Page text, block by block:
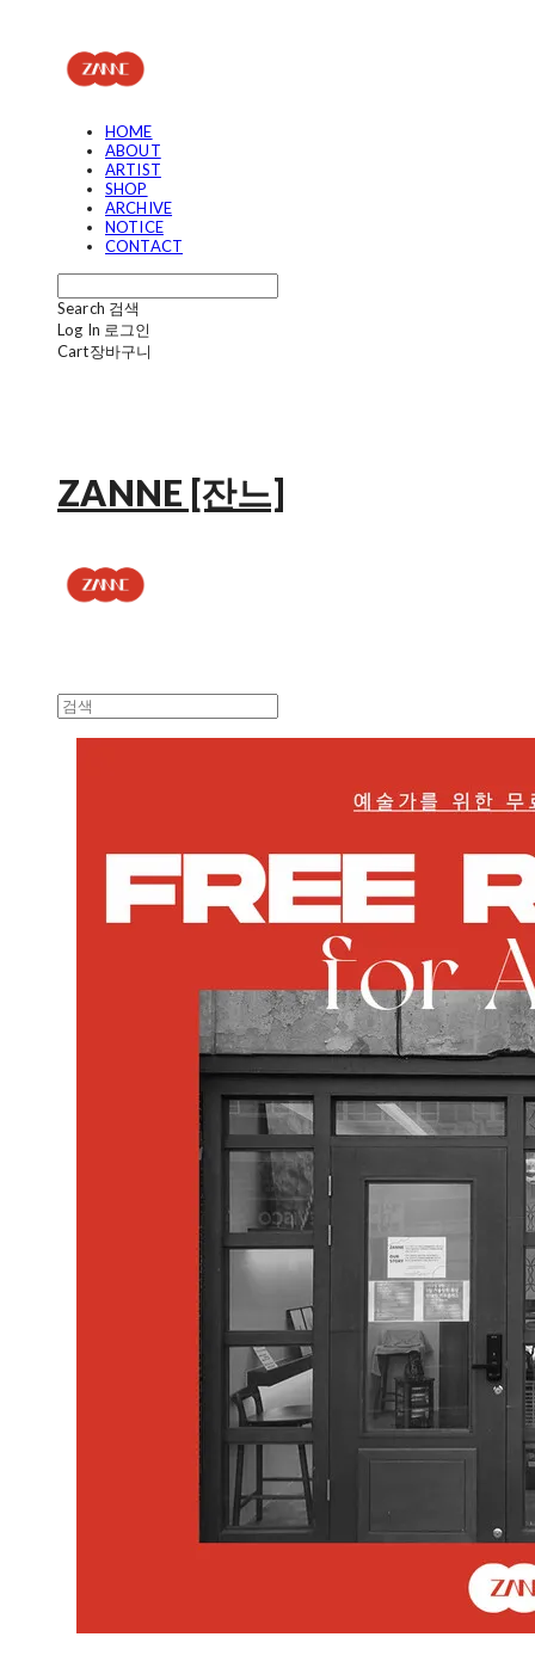
HOME
ABOUT
ARTIST
SHOP
ARCHIVE
NOTICE
CONTACT
Search 검색
Log In 로그인
Cart장바구니
ZANNE [잔느]